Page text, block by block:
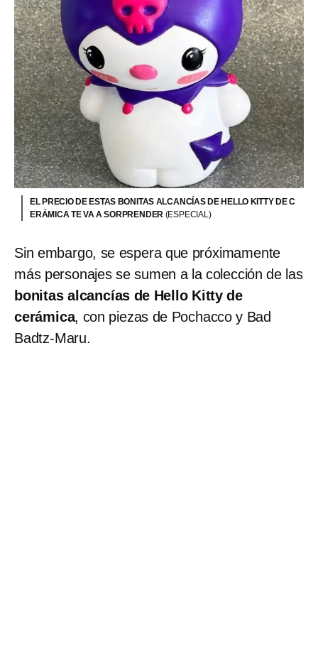
EL PRECIO DE ESTAS BONITAS ALCANCÍAS DE HELLO KITTY DE C
ERÁMICA TE VA A SORPRENDER (ESPECIAL)
Sin embargo, se espera que próximamente
más personajes se sumen a la colección de las
bonitas alcancías de Hello Kitty de
cerámica, con piezas de Pochacco y Bad
Badtz-Maru.